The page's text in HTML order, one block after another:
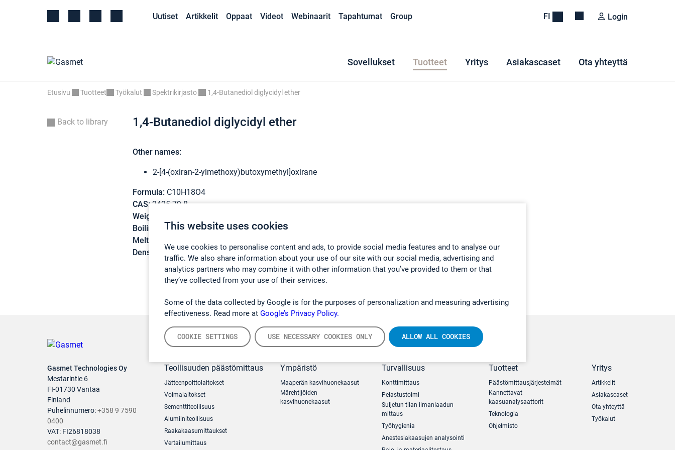
This website uses cookies
We use cookies to personalise content and ads, to provide social media features and to analyse our
traffic. We also share information about your use of our site with our social media, advertising and
analytics partners who may combine it with other information that you’ve provided to them or that
they’ve collected from your use of their services.
Some of the data collected by Google is for the purposes of personalization and measuring advertising
effectiveness. Read more at Google’s Privacy Policy.
COOKIE SETTINGS USE NECESSARY COOKIES ONLY ALLOW ALL COOKIES
Uutiset Artikkelit Oppaat Videot Webinaarit Tapahtumat Group FI Login
Sovellukset Tuotteet Yritys Asiakascaset Ota yhteyttä
Etusivu Tuotteet Työkalut Spektrikirjasto 1,4-Butanediol diglycidyl ether
Back to library 1,4-Butanediol diglycidyl ether
Other names:
2-[4-(oxiran-2-ylmethoxy)butoxymethyl]oxirane
Formula: C10H18O4
CAS: 2425-79-8
Weight:
Boiling point:266 °C
Melting point:
Density:
1,1 g/cm3
Gasmet Technologies Oy
Mestarintie 6
FI-01730 Vantaa
Finland
Puhelinnumero:+358 9 7590
0400
VAT: FI26818038
contact@gasmet.fi
Teollisuuden päästömittaus
Jätteenpolttolaitokset
Voimalaitokset
Sementtiteollisuus
Alumiiniteollisuus
Raakakaasumittaukset
Vertailumittaus
Ympäristö
Maaperän kasvihuonekaasut
Märehtijöiden
kasvihuonekaasut
Turvallisuus
Konttimittaus
Pelastustoimi
Suljetun tilan ilmanlaadun
mittaus
Työhygienia
Anestesiakaasujen analysointi
Tuotteet
Päästömittausjärjestelmät
Kannettavat
kaasuanalysaattorit
Teknologia
Ohjelmisto
Yritys
Artikkelit
Asiakascaset
Ota yhteyttä
Työkalut